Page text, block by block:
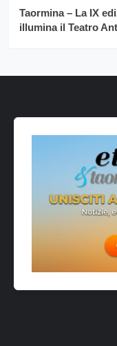
Taormina – La IX
illumina il Teatro